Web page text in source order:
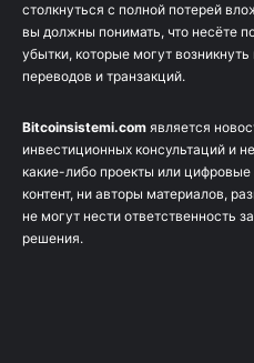
столкнуться с полной потерей
вы должны понимать, что несёте
убытки, которые могут возникнуть
переводов и транзакций.
Bitcoinsistemi.com является
инвестиционных консультаций и
какие-либо проекты или
контент, ни авторы материалов,
не могут нести ответственность
решения.